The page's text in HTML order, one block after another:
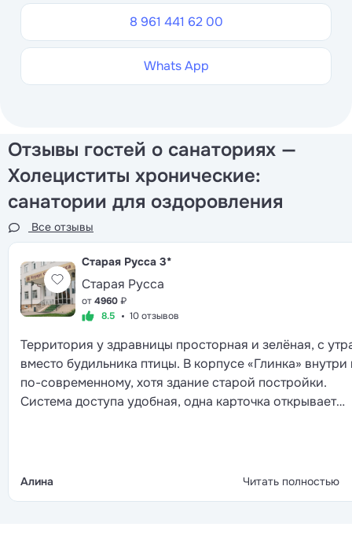
8 961 441 62 00
Whats App
Отзывы гостей о санаториях —
Холециститы хронические:
санатории для оздоровления
Все отзывы
Старая Русса 3*
Старая Русса
от4960₽
8.5
10 отзывов
Территория у здравницы просторная и зелёная, с
вместо будильника птицы. В корпусе «Глинка» внутри
по-современному, хотя здание старой постройки.
Система доступа удобная, одна карточка открывает
стандартное, после осмотра врача назначают
Алина Читать полностью